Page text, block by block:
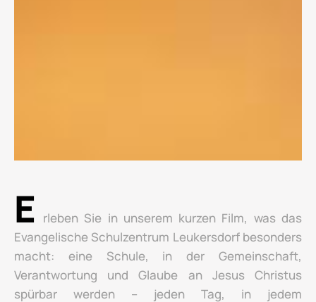
E
rleben Sie in unserem kurzen Film, was das
Evangelische Schulzentrum Leukersdorf besonders
macht: eine Schule, in der Gemeinschaft,
Verantwortung und Glaube an Jesus Christus
spürbar werden – jeden Tag, in jedem